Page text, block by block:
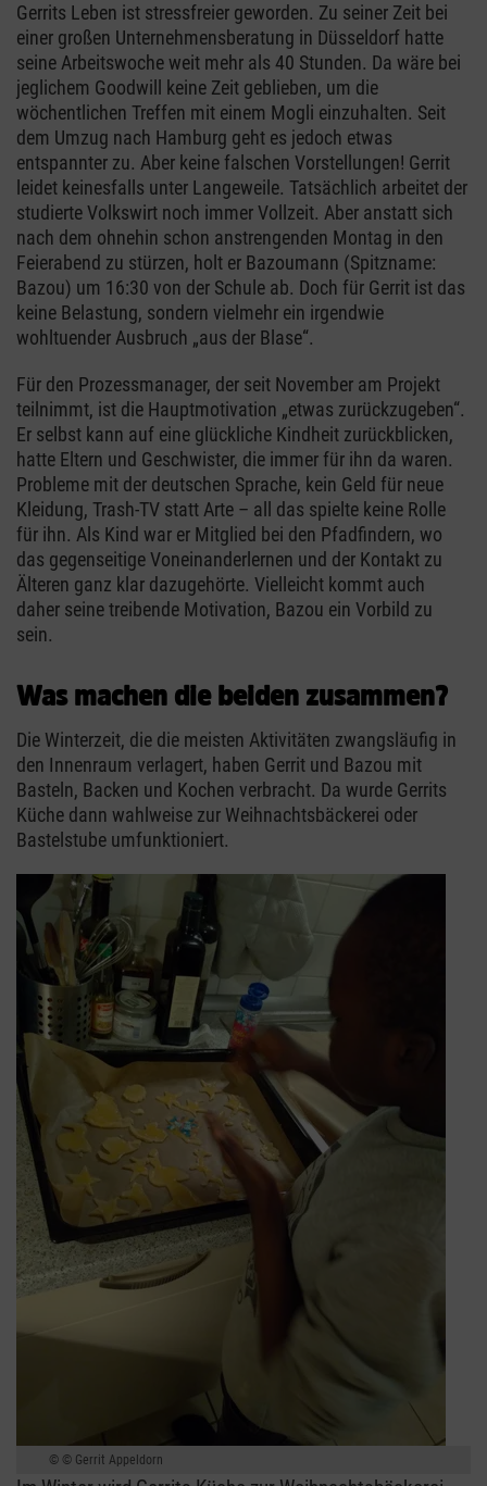
Gerrits Leben ist stressfreier geworden. Zu seiner Zeit bei
einer großen Unternehmensberatung in Düsseldorf hatte
seine Arbeitswoche weit mehr als 40 Stunden. Da wäre bei
jeglichem Goodwill keine Zeit geblieben, um die
wöchentlichen Treffen mit einem Mogli einzuhalten. Seit
dem Umzug nach Hamburg geht es jedoch etwas
entspannter zu. Aber keine falschen Vorstellungen! Gerrit
leidet keinesfalls unter Langeweile. Tatsächlich arbeitet der
studierte Volkswirt noch immer Vollzeit. Aber anstatt sich
nach dem ohnehin schon anstrengenden Montag in den
Feierabend zu stürzen, holt er Bazoumann (Spitzname:
Bazou) um 16:30 von der Schule ab. Doch für Gerrit ist das
keine Belastung, sondern vielmehr ein irgendwie
wohltuender Ausbruch „aus der Blase“.
Für den Prozessmanager, der seit November am Projekt
teilnimmt, ist die Hauptmotivation „etwas zurückzugeben“.
Er selbst kann auf eine glückliche Kindheit zurückblicken,
hatte Eltern und Geschwister, die immer für ihn da waren.
Probleme mit der deutschen Sprache, kein Geld für neue
Kleidung, Trash-TV statt Arte – all das spielte keine Rolle
für ihn. Als Kind war er Mitglied bei den Pfadfindern, wo
das gegenseitige Voneinanderlernen und der Kontakt zu
Älteren ganz klar dazugehörte. Vielleicht kommt auch
daher seine treibende Motivation, Bazou ein Vorbild zu
sein.
Was machen die beiden zusammen?
Die Winterzeit, die die meisten Aktivitäten zwangsläufig in
den Innenraum verlagert, haben Gerrit und Bazou mit
Basteln, Backen und Kochen verbracht. Da wurde Gerrits
Küche dann wahlweise zur Weihnachtsbäckerei oder
Bastelstube umfunktioniert.
© Gerrit Appeldorn